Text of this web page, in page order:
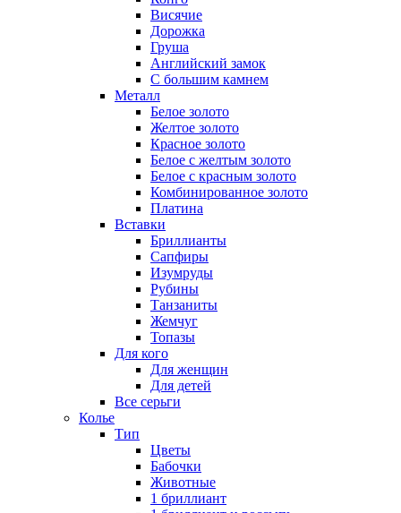
Висячие
Дорожка
Груша
Английский замок
С большим камнем
Металл
Белое золото
Желтое золото
Красное золото
Белое с желтым золото
Белое с красным золото
Комбинированное золото
Платина
Вставки
Бриллианты
Сапфиры
Изумруды
Рубины
Танзаниты
Жемчуг
Топазы
Для кого
Для женщин
Для детей
Все серьги
Колье
Тип
Цветы
Бабочки
Животные
1 бриллиант